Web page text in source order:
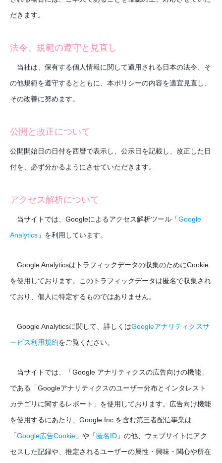
だきます。
法令、規範の遵守と見直し
当社は、保有する個人情報に関して適用される日本の法令、そ
の他規範を遵守するとともに、本ポリシーの内容を適宜見直し、
その改善に努めます。
公開と改正について
公開開始日の日付を西暦で表示し、公示日を記載し、改正した日
付を、必ず分かるようにさせていただきます。
アクセス解析について
当サイトでは、Googleによるアクセス解析ツール「Google
Analytics 」を利用しています。
Google Analyticsはトラフィックデータの収集のためにCookie
を使用しております。このトラフィックデータは匿名で収集され
ており、個人に特定するものではありません。
Google Analyticsに関して、詳しくはGoogleアナリティクスサ
ービス利用規約をご覧ください。
当サイトでは、「Google アナリティクスの広告向けの機能」
である「Googleアナリティクスのユーザー分布とインタレスト
カテゴリに関するレポート」を使用しております。広告向け機能
を使用するにあたり、Google Inc.を含む第三者配信事業は
「Google広告Cookie 」や「 匿名ID 」の他、ウェブサイトにアク
セスした記録や、推定されるユーザーの属性・興味・関心や所在